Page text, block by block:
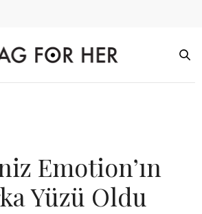
Emotion’ın
Yüzü Oldu